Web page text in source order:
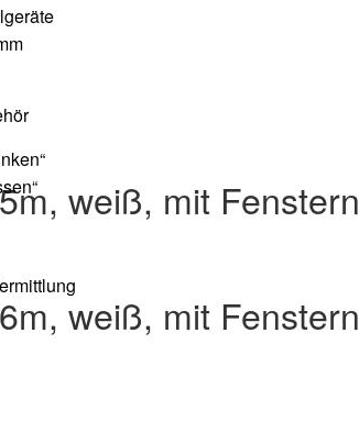
weiß, mit Fenstern
weiß, mit Fenstern